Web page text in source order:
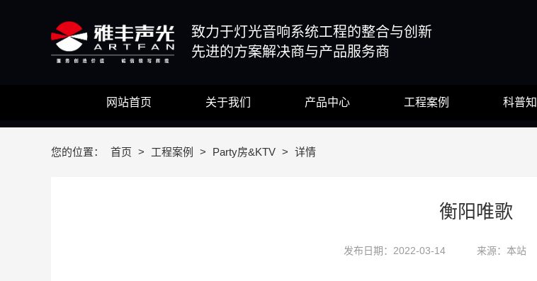
网站首页 关于我们 产品中心 工程案例 科普
致力于灯光音响系统工程的整合与创新
先进的方案解决商与产品服务商
您的位置： 首页 > 工程案例 > Party房&KTV > 详情
衡阳唯歌
发布日期：2022-03-14 来源：本站